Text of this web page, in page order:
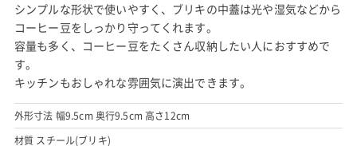
シンプルな形状で使いやすく、ブリキの中蓋は光や湿気などから
コーヒー豆をしっかり守ってくれます。
容量も多く、コーヒー豆をたくさん収納したい人におすすめで
す。
キッチンもおしゃれな雰囲気に演出できます。
外形寸法 幅9.5cm 奥行9.5cm 高さ12cm
材質 スチール(ブリキ)